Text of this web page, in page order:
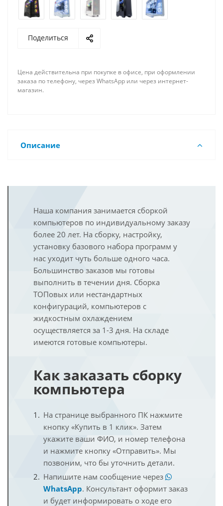
Поделиться
Цена действительна при покупке в офисе, при оформлении
заказа по телефону, через WhatsApp или через интернет-
магазин.
Описание
Наша компания занимается сборкой
компьютеров по индивидуальному заказу
более 20 лет. На сборку, настройку,
установку базового набора программ у
нас уходит чуть больше одного часа.
Большинство заказов мы готовы
выполнить в течении дня. Сборка
ТОПовых или нестандартных
конфигураций, компьютеров с
жидкостным охлаждением
осуществляется за 1-3 дня. На складе
имеются готовые компьютеры.
Как заказать сборку
компьютера
На странице выбранного ПК нажмите
кнопку «Купить в 1 клик». Затем
укажите ваши ФИО, и номер телефона
и нажмите кнопку «Отправить». Мы
позвоним, что бы уточнить детали.
Напишите нам сообщение через
WhatsApp. Консультант оформит заказ
и будет информировать о ходе его